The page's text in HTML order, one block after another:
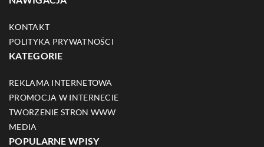
KONTAKT
POLITYKA PRYWATNOŚCI
KATEGORIE
REKLAMA INTERNETOWA
PROMOCJA W INTERNECIE
TWORZENIE STRON WWW
MEDIA
POPULARNE WPISY